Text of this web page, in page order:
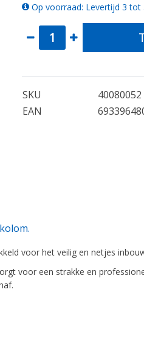
Op voorraad: Levertijd 3 tot
SKU
40080052
EAN
voor het veilig en netjes
voor een strakke en